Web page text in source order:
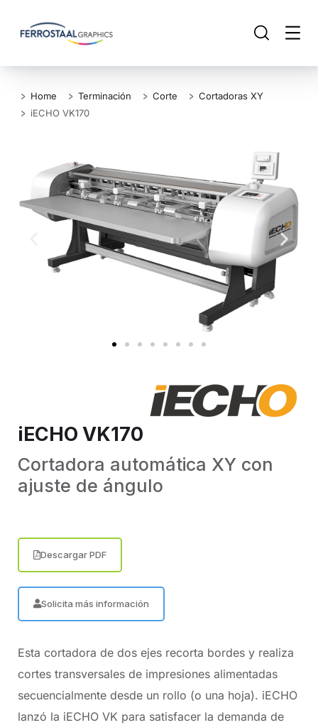
Home Terminación Corte
Cortadoras XY
iECHO VK170
iECHO VK170
Cortadora automática XY con
ajuste de ángulo
Descargar PDF
Solicita más información
Esta cortadora de dos ejes recorta bordes y realiza
cortes transversales de impresiones alimentadas
secuencialmente desde un rollo (o una hoja). iECHO
lanzó la iECHO VK para satisfacer la demanda de